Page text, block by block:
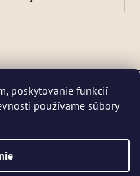
poskytovanie funkcií
používame súbory
ŽIADNE ZÁSIELKY. ☀️
kvalitu našich výrobkov,
pretože by sa
si vyzdvihnite čo
a
Adatelier
vyhradené.Upraviť